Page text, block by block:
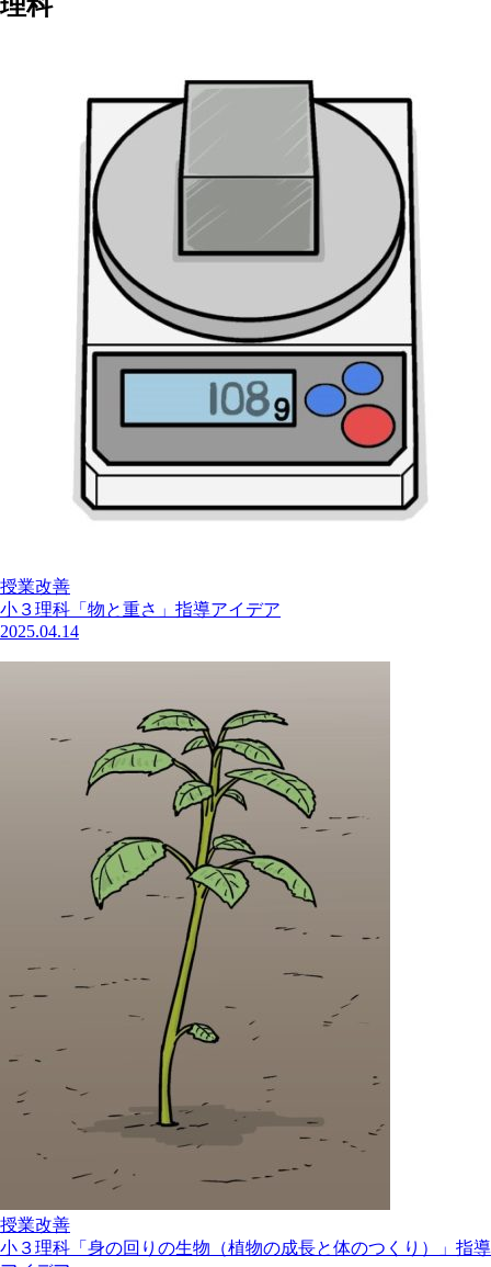
授業改善
小３理科「物と重さ」指導アイデア
2025.04.14
授業改善
小３理科「身の回りの生物（植物の成長と体のつくり）」指導